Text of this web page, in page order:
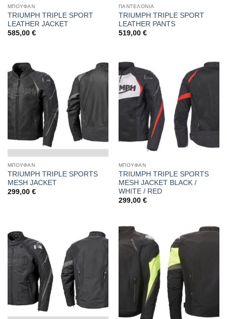
ΜΠΟΥΦΑΝ
TRIUMPH TRIPLE SPORT
LEATHER JACKET
585,00 €
ΠΑΝΤΕΛΟΝΙΑ
TRIUMPH TRIPLE SPORT
LEATHER PANTS
519,00 €
ΜΠΟΥΦΑΝ
TRIUMPH TRIPLE SPORTS
MESH JACKET
299,00 €
ΜΠΟΥΦΑΝ
TRIUMPH TRIPLE SPORTS
MESH JACKET BLACK /
WHITE / RED
299,00 €